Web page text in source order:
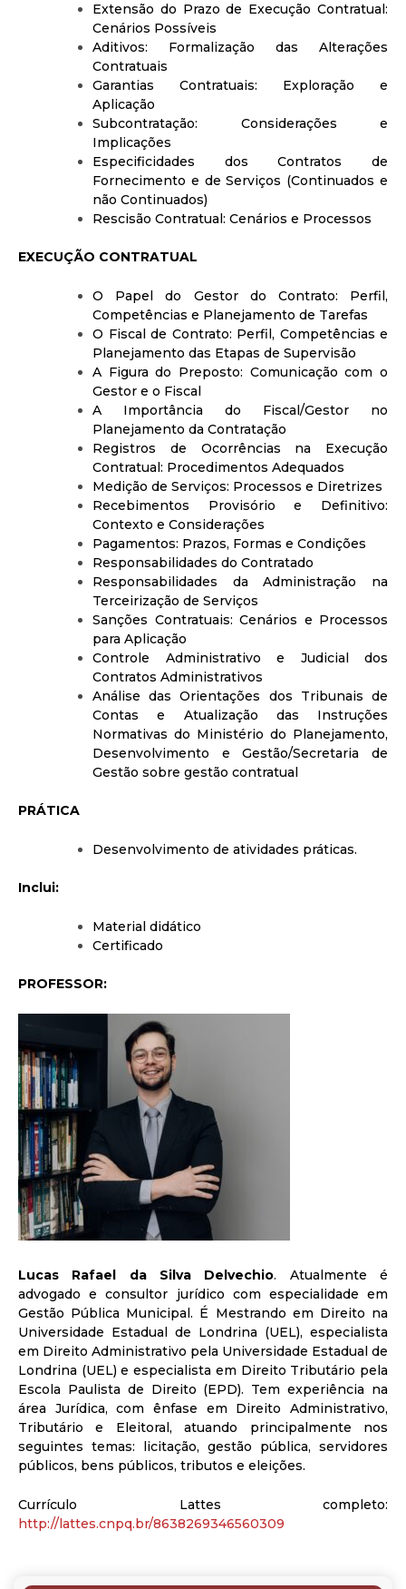
Extensão do Prazo de Execução Contratual:
Cenários Possíveis
Aditivos: Formalização das Alterações
Contratuais
Garantias Contratuais: Exploração e
Aplicação
Subcontratação: Considerações e
Implicações
Especificidades dos Contratos de
Fornecimento e de Serviços (Continuados e
não Continuados)
Rescisão Contratual: Cenários e Processos
EXECUÇÃO CONTRATUAL
O Papel do Gestor do Contrato: Perfil,
Competências e Planejamento de Tarefas
O Fiscal de Contrato: Perfil, Competências e
Planejamento das Etapas de Supervisão
A Figura do Preposto: Comunicação com o
Gestor e o Fiscal
A Importância do Fiscal/Gestor no
Planejamento da Contratação
Registros de Ocorrências na Execução
Contratual: Procedimentos Adequados
Medição de Serviços: Processos e Diretrizes
Recebimentos Provisório e Definitivo:
Contexto e Considerações
Pagamentos: Prazos, Formas e Condições
Responsabilidades do Contratado
Responsabilidades da Administração na
Terceirização de Serviços
Sanções Contratuais: Cenários e Processos
para Aplicação
Controle Administrativo e Judicial dos
Contratos Administrativos
Análise das Orientações dos Tribunais de
Contas e Atualização das Instruções
Normativas do Ministério do Planejamento,
Desenvolvimento e Gestão/Secretaria de
Gestão sobre gestão contratual
PRÁTICA
Desenvolvimento de atividades práticas.
Inclui:
Material didático
Certificado
PROFESSOR:
Lucas Rafael da Silva Delvechio. Atualmente é
advogado e consultor jurídico com especialidade em
Gestão Pública Municipal. É Mestrando em Direito na
Universidade Estadual de Londrina (UEL), especialista
em Direito Administrativo pela Universidade Estadual de
Londrina (UEL) e especialista em Direito Tributário pela
Escola Paulista de Direito (EPD). Tem experiência na
área Jurídica, com ênfase em Direito Administrativo,
Tributário e Eleitoral, atuando principalmente nos
seguintes temas: licitação, gestão pública, servidores
públicos, bens públicos, tributos e eleições.
Currículo Lattes completo:
http://lattes.cnpq.br/8638269346560309